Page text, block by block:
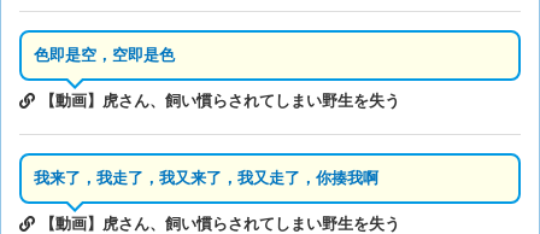
色即是空，空即是色
【動画】虎さん、飼い慣らされてしまい野生を失う
我来了，我走了，我又来了，我又走了，你揍我啊
【動画】虎さん、飼い慣らされてしまい野生を失う